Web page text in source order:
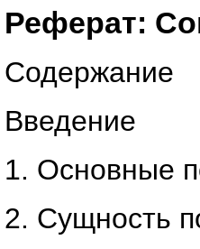
Реферат:
Содержание
Введение
1. Основные
2. Сущность